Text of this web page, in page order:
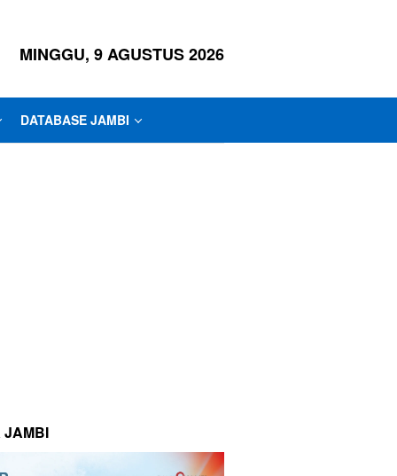
MINGGU, 9 AGUSTUS 2026
DATABASE JAMBI